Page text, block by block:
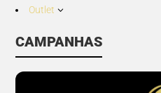
Outlet 3
CAMPANHAS